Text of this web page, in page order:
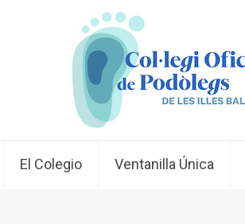
El Colegio Ventanilla Única